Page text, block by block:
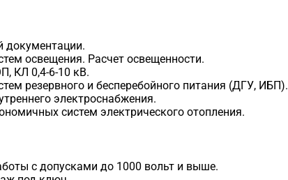
документации.
освещения. Расчет освещенности.
КЛ 0,4-6-10 кВ.
резервного и бесперебойного питания (ДГУ, ИБП).
электроснабжения.
систем электрического отопления.
с допусками до 1000 вольт и выше.